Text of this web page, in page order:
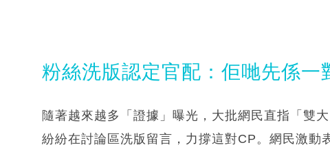
粉絲洗版認定官配：佢哋先係一
隨著越來越多「證據」曝光，大批網民直指「雙
紛紛在討論區洗版留言，力撐這對CP。網民激動